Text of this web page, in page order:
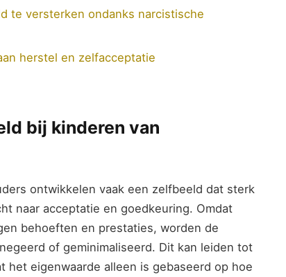
te versterken ondanks narcistische
herstel en zelfacceptatie
bij kinderen van
ontwikkelen vaak een zelfbeeld dat sterk
naar acceptatie en goedkeuring. Omdat
behoeften en prestaties, worden de
of geminimaliseerd. Dit kan leiden tot
eigenwaarde alleen is gebaseerd op hoe